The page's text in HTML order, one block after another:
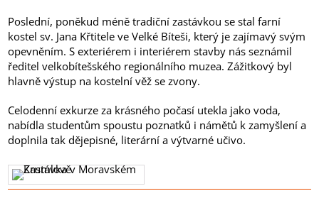
Poslední, poněkud méně tradiční zastávkou se stal farní
kostel sv. Jana Křtitele ve Velké Bíteši, který je zajímavý svým
opevněním. S exteriérem i interiérem stavby nás seznámil
ředitel velkobítešského regionálního muzea. Zážitkový byl
hlavně výstup na kostelní věž se zvony.
Celodenní exkurze za krásného počasí utekla jako voda,
nabídla studentům spoustu poznatků i námětů k zamyšlení a
doplnila tak dějepisné, literární a výtvarné učivo.